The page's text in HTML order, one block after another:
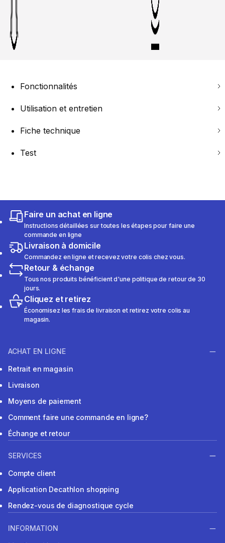
Fonctionnalités
Utilisation et entretien
Fiche technique
Test
Faire un achat en ligne
Instructions détaillées sur toutes les étapes pour faire une
commande en ligne
Livraison à domicile
Commandez en ligne et recevez votre colis chez vous.
Retour & échange
Tous nos produits bénéficient d'une politique de retour de 30
jours.
Cliquez et retirez
Économisez les frais de livraison et retirez votre colis au
magasin.
ACHAT EN LIGNE
Retrait en magasin
Livraison
Moyens de paiement
Comment faire une commande en ligne?
Échange et retour
SERVICES
Compte client
Application Decathlon shopping
Rendez-vous de diagnostique cycle
INFORMATION